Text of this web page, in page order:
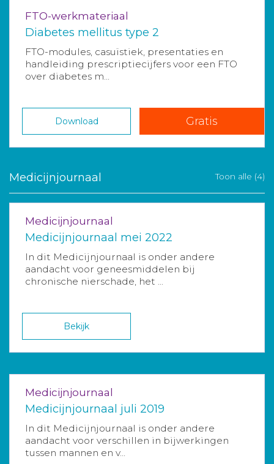
FTO-werkmateriaal
Diabetes mellitus type 2
FTO-modules, casuïstiek, presentaties en
handleiding prescriptiecijfers voor een FTO
over diabetes m...
Download Gratis
Medicijnjournaal Toon alle (4)
Medicijnjournaal
Medicijnjournaal mei 2022
In dit Medicijnjournaal is onder andere
aandacht voor geneesmiddelen bij
chronische nierschade, het ...
Bekijk
Medicijnjournaal
Medicijnjournaal juli 2019
In dit Medicijnjournaal is onder andere
aandacht voor verschillen in bijwerkingen
tussen mannen en v...